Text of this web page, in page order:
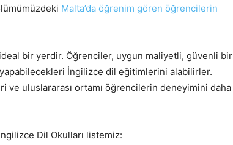
Malta’da öğrenim gören öğrencilerin
bir yerdir. Öğrenciler, uygun maliyetli, güvenli bir
İngilizce dil eğitimlerini alabilirler.
ve uluslararası ortamı öğrencilerin deneyimini daha
Dil Okulları listemiz: